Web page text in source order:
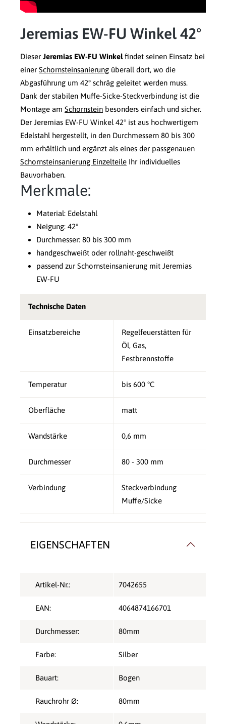
Jeremias EW-FU Winkel 42°
Dieser Jeremias EW-FU Winkelfindet seinen Einsatz bei
einer Schornsteinsanierung überall dort, wo die
Abgasführung um 42° schräg geleitet werden muss.
Dank der stabilen Muffe-Sicke-Steckverbindung ist die
Montage am Schornstein besonders einfach und sicher.
Der Jeremias EW-FU Winkel 42° ist aus hochwertigem
Edelstahl hergestellt, in den Durchmessern 80 bis 300
mm erhältlich und ergänzt als eines der passgenauen
Schornsteinsanierung Einzelteile Ihr individuelles
Bauvorhaben.
Merkmale:
Material: Edelstahl
Neigung: 42°
Durchmesser: 80 bis 300 mm
handgeschweißt oder rollnaht-geschweißt
passend zur Schornsteinsanierung mit Jeremias
EW-FU
Technische Daten
Einsatzbereiche
Regelfeuerstätten für
Öl, Gas,
Festbrennstoffe
Temperatur bis 600 °C
Oberfläche matt
Wandstärke 0,6 mm
Durchmesser 80 - 300 mm
Verbindung
Steckverbindung
Muffe/Sicke
EIGENSCHAFTEN
Artikel-Nr.: 7042655
EAN: 4064874166701
Durchmesser: 80mm
Farbe: Silber
Bauart: Bogen
Rauchrohr Ø: 80mm